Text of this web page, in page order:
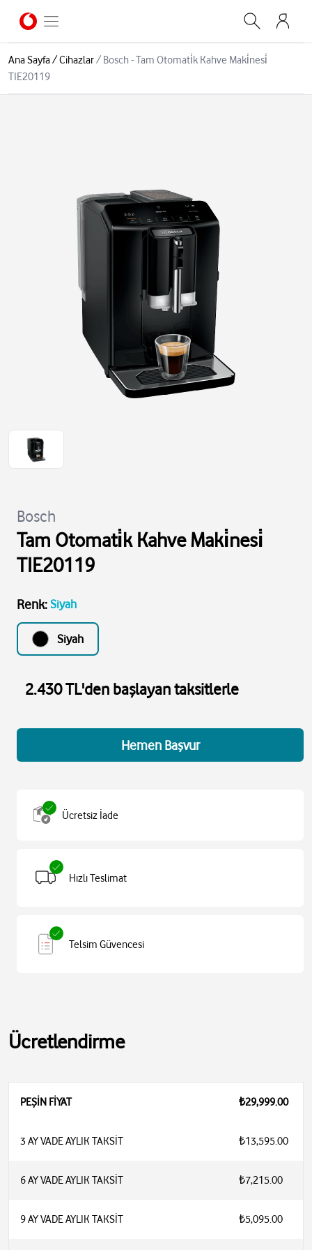
Ana Sayfa/Cihazlar/ Bosch - Tam Otomati̇k Kahve Maki̇nesi̇
TIE20119
Bosch
Tam Otomati̇k Kahve Maki̇nesi̇
TIE20119
Renk: Siyah
Siyah
2.430 TL'den başlayan taksitlerle
Hemen Başvur
Ücretsiz İade
Hızlı Teslimat
Telsim Güvencesi
Ücretlendirme
PEŞİN FİYAT ₺29,999.00
3 AY VADE AYLIK TAKSİT ₺13,595.00
6 AY VADE AYLIK TAKSİT ₺7,215.00
9 AY VADE AYLIK TAKSİT ₺5,095.00